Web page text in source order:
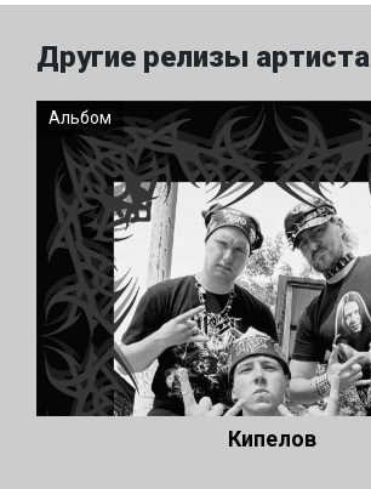
Другие релизы артиста
Альбом
Кипелов